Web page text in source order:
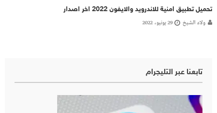
تحميل تطبيق امنية للاندرويد والايفون 2022 اخر اصدار
ولاء الشيخ 29 يونيو، 2022
تابعنا عبر التليجرام